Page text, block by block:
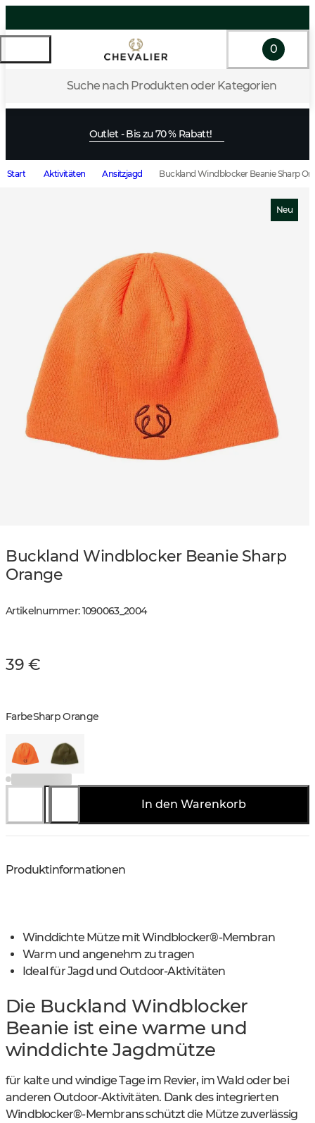
Suche nach Produkten oder Kategorien
0
Outlet - Bis zu 70 % Rabatt!
Start Aktivitäten Ansitzjagd Buckland Windblocker Beanie Sharp
Neu
Buckland Windblocker Beanie Sharp
Orange
Artikelnummer:1090063_ 2004
39 €
FarbeSharp Orange
In den Warenkorb
Produktinformationen
Winddichte Mütze mit Windblocker®-Membran
Warm und angenehm zu tragen
Ideal für Jagd und Outdoor-Aktivitäten
Die Buckland Windblocker
Beanie ist eine warme und
winddichte Jagdmütze
für kalte und windige Tage im Revier, im Wald oder bei
anderen Outdoor-Aktivitäten. Dank des integrierten
Windblocker®-Membrans schützt die Mütze zuverlässig